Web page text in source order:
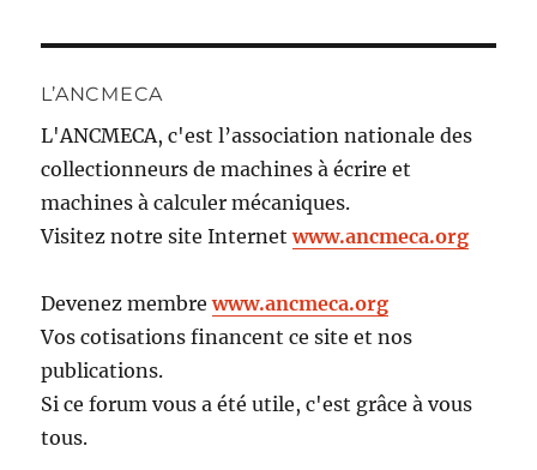
L’ANCMECA
L'ANCMECA, c'est l’association nationale des
collectionneurs de machines à écrire et
machines à calculer mécaniques.
Visitez notre site Internetwww.ancmeca.org
Devenez membrewww.ancmeca.org
Vos cotisations financent ce site et nos
publications.
Si ce forum vous a été utile, c'est grâce à vous
tous.